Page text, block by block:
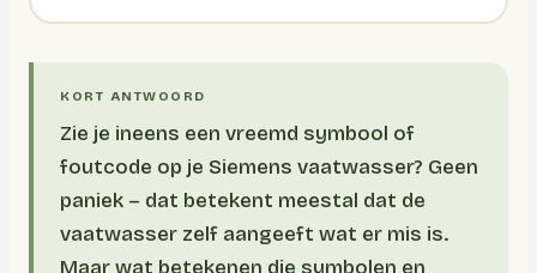
Zie je ineens een vreemd symbool of
foutcode op je Siemens vaatwasser? Geen
paniek – dat betekent meestal dat de
vaatwasser zelf aangeeft wat er mis is.
Maar wat betekenen die symbolen en